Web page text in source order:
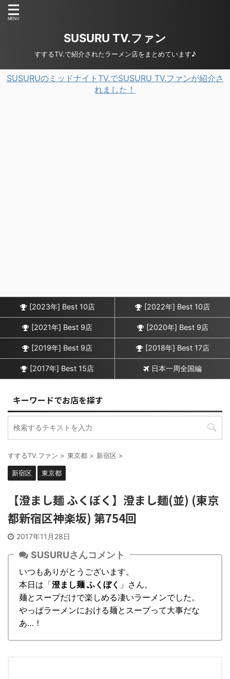
SUSURU TV.ファン
すするTV.で紹介されたラーメン店をまとめています♪
SUSURUのミッドナイトTV.でSUSURU TV.ファンが紹介さ
れました！
[2023年] Best 10店 [2022年] Best 10店
[2021年] Best 9店 [2020年] Best 9店
[2019年] Best 9店 [2018年] Best 17店
[2017年] Best 15店 日本一周全国編
キーワードでお店を探す
すするTV.ファン > 東京都 > 新宿区 >
新宿区 東京都
【澄まし麺 ふくぼく】澄まし麺(並) (東京
都新宿区神楽坂) 第754回
2017年11月28日
SUSURUさんコメント
いつもありがとうございます。
本日は「澄まし麺 ふくぼく 」さん。
麺とスープだけで楽しめる凄いラーメンでした。
やっぱラーメンにおける麺とスープって大事だな
あ…！